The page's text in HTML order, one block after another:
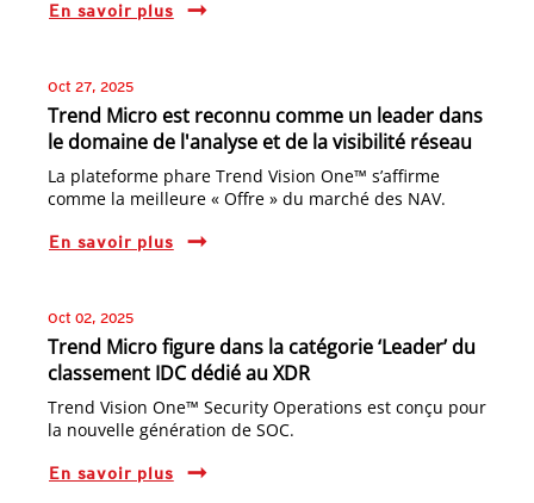
En savoir plus
Oct 27, 2025
Trend Micro est reconnu comme un leader dans
le domaine de l'analyse et de la visibilité réseau
La plateforme phare Trend Vision One™ s’affirme
comme la meilleure « Offre » du marché des NAV.
En savoir plus
Oct 02, 2025
Trend Micro figure dans la catégorie ‘Leader’ du
classement IDC dédié au XDR
Trend Vision One™ Security Operations est conçu pour
la nouvelle génération de SOC.
En savoir plus